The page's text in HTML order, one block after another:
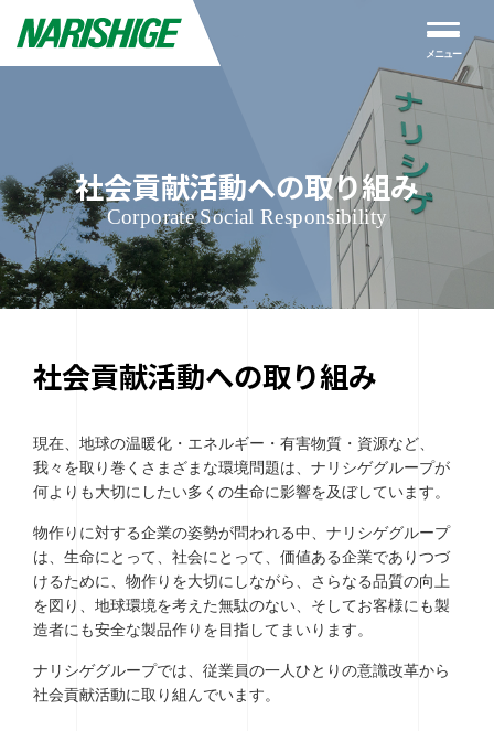
メニュー
社会貢献活動への取り組み
Corporate Social Responsibility
社会貢献活動への取り組み
現在、地球の温暖化・エネルギー・有害物質・資源など、
我々を取り巻くさまざまな環境問題は、ナリシゲグループが
何よりも大切にしたい多くの生命に影響を及ぼしています。
物作りに対する企業の姿勢が問われる中、ナリシゲグループ
は、生命にとって、社会にとって、価値ある企業でありつづ
けるために、物作りを大切にしながら、さらなる品質の向上
を図り、地球環境を考えた無駄のない、そしてお客様にも製
造者にも安全な製品作りを目指してまいります。
ナリシゲグループでは、従業員の一人ひとりの意識改革から
社会貢献活動に取り組んでいます。